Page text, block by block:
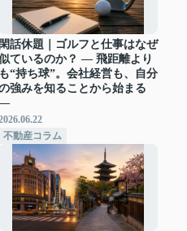
閑話休題｜ゴルフと仕事はなぜ
ているのか？ ― 飛距離より
も“持ち球”。会社経営も、自分
強みを知ることから始まる
不動産コラム